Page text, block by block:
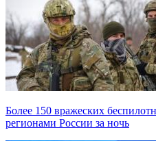
Более 150 вражеских
регионами России за ночь